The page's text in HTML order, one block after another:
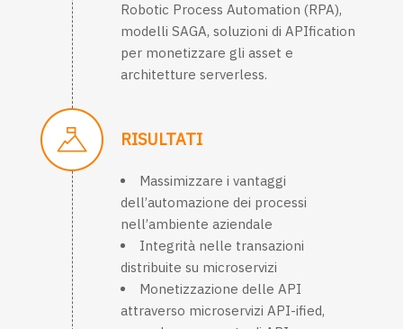
Robotic Process Automation (RPA),
modelli SAGA, soluzioni di APIfication
per monetizzare gli asset e
architetture serverless.
RISULTATI
Massimizzare i vantaggi
dell’automazione dei processi
nell’ambiente aziendale
Integrità nelle transazioni
distribuite su microservizi
Monetizzazione delle API
attraverso microservizi API-ified,